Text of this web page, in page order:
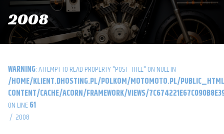
2008
WARNING : ATTEMPT TO READ PROPERTY "POST_TITLE" ON NULL IN
/HOME/KLIENT.DHOSTING.PL/POLKOM/MOTOMOTO.PL/
CONTENT/CACHE/ACORN/FRAMEWORK/VIEWS/
ON LINE61
/ 2008